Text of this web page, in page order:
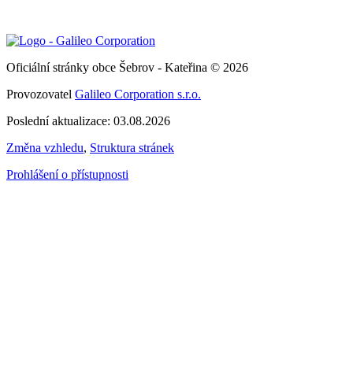
Oficiální stránky obce Šebrov - Kateřina © 2026
Provozovatel Galileo Corporation s.r.o.
Poslední aktualizace: 03.08.2026
Změna vzhledu, Struktura stránek
Prohlášení o přístupnosti